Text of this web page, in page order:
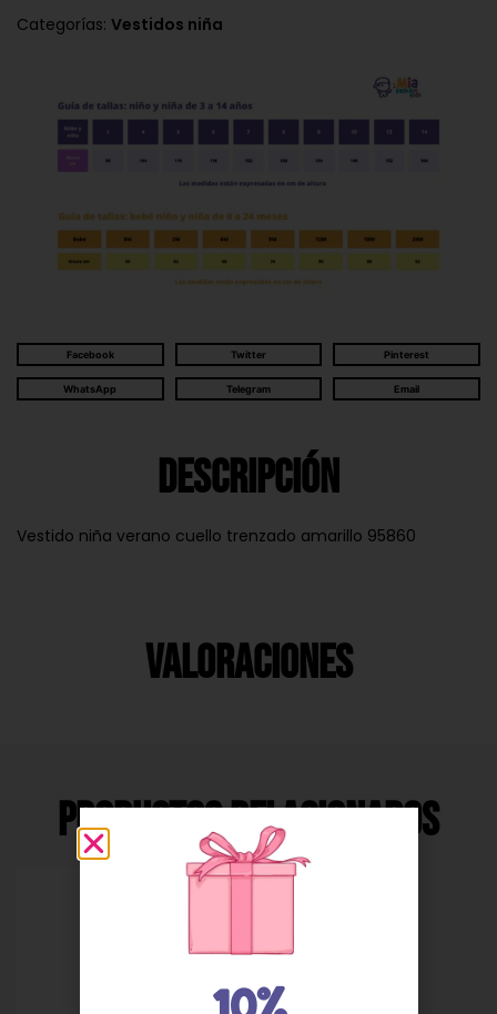
Categorías: Vestidos niña
Facebook Twitter Pinterest
WhatsApp Telegram Email
Descripción
Vestido niña verano cuello trenzado amarillo 95860
Valoraciones
Productos Relacionados